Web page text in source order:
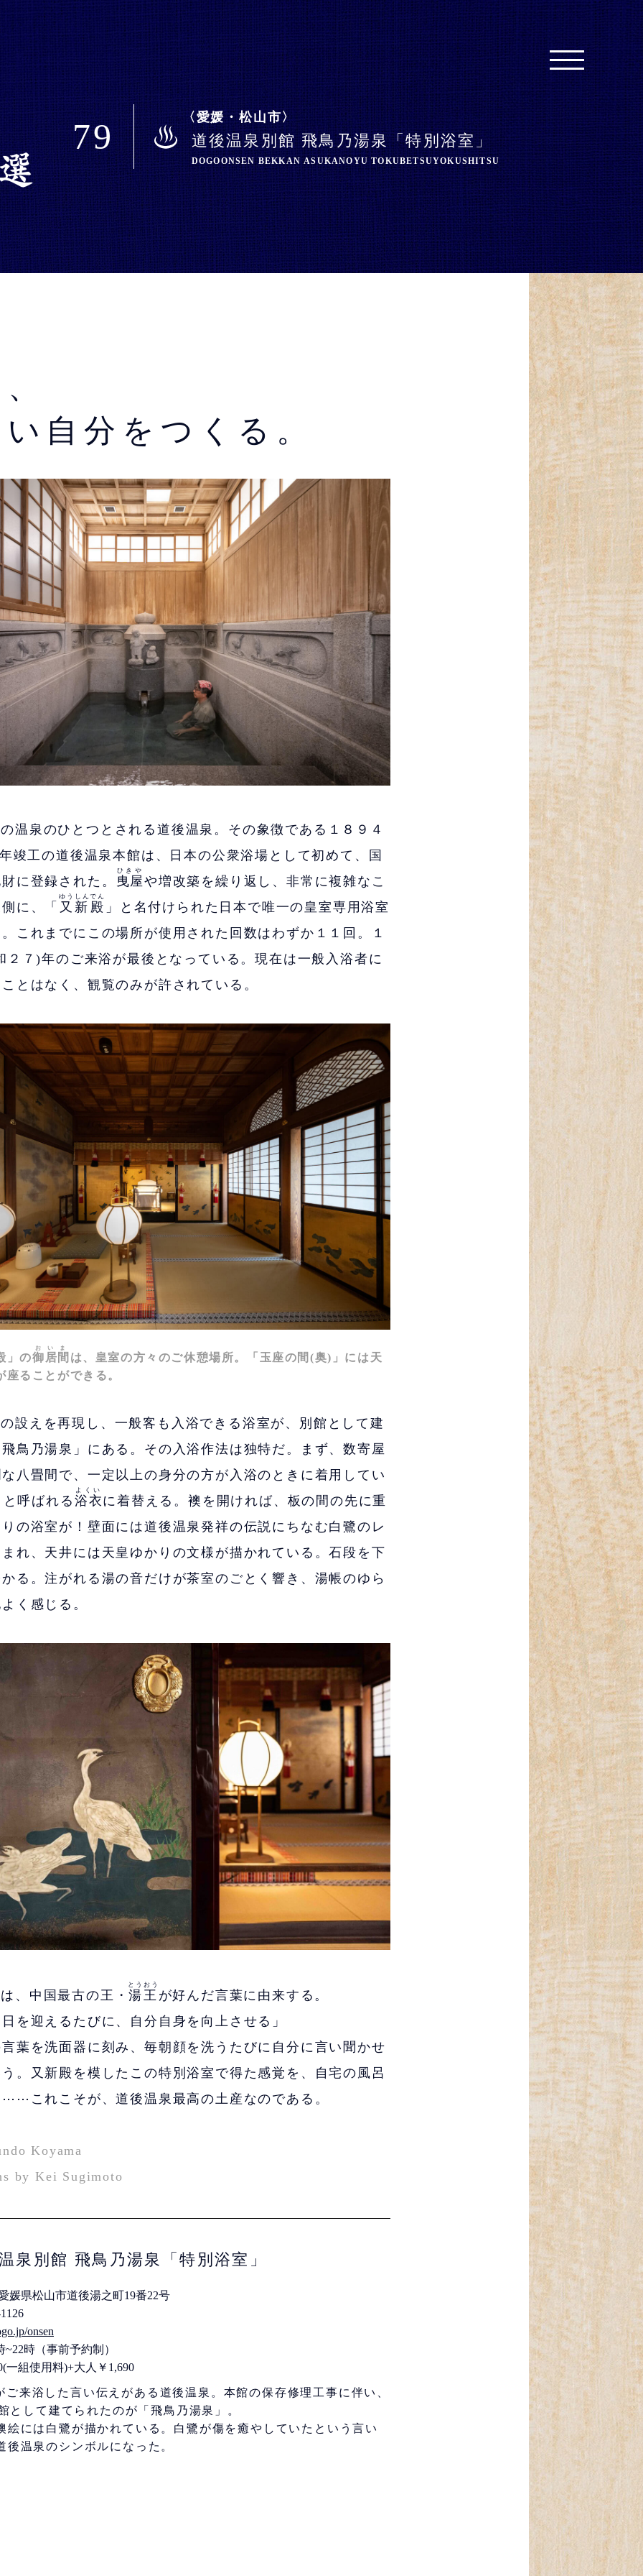
79 愛媛・松山市
道後温泉別館 飛鳥乃湯泉「特別浴室」
DOGOONSEN BEKKAN ASUKANOYU TOKUBETSUYOKUSHITSU
自分をつくる。
温泉のひとつとされる道後温泉。その象徴である１８９４
竣工の道後温泉本館は、日本の公衆浴場として初めて、国
に登録された。
曳屋
ひきや
や増改築を繰り返し、非常に複雑なこ
に、「 又新殿
ゆうしんでん
」と名付けられた日本で唯一の皇室専用浴室
これまでにこの場所が使用された回数はわずか１１回。１
２７)年のご来浴が最後となっている。現在は一般入浴者に
とはなく、観覧のみが許されている。
」の御居間
おいま
は、皇室の方々のご休憩場所。「玉座の間(奥)」には天
座ることができる。
設えを再現し、一般客も入浴できる浴室が、別館として建
鳥乃湯泉」にある。その入浴作法は独特だ。まず、数寄屋
八畳間で、一定以上の身分の方が入浴のときに着用してい
と呼ばれる浴衣
よくい
に着替える。襖を開ければ、板の間の先に重
の浴室が！壁面には道後温泉発祥の伝説にちなむ白鷺のレ
れ、天井には天皇ゆかりの文様が描かれている。石段を下
る。注がれる湯の音だけが茶室のごとく響き、湯帳のゆら
く感じる。
、中国最古の王・湯王
とうおう
が好んだ言葉に由来する。
を迎えるたびに、自分自身を向上させる」
葉を洗面器に刻み、毎朝顔を洗うたびに自分に言い聞かせ
。又新殿を模したこの特別浴室で得た感覚を、自宅の風呂
これこそが、道後温泉最高の土産なのである。
Koyama
by Kei Sugimoto
泉別館 飛鳥乃湯泉「特別浴室」
媛県松山市道後湯之町19番22号
onsen
時（事前予約制）
一組使用料)+大人￥1,690
ご来浴した言い伝えがある道後温泉。本館の保存修理工事に伴い、
として建てられたのが「飛鳥乃湯泉」。
絵には白鷺が描かれている。白鷺が傷を癒やしていたという言い
後温泉のシンボルになった。